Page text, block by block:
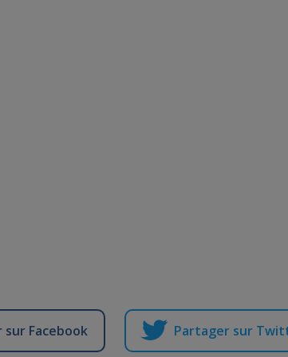
Facebook Partager sur